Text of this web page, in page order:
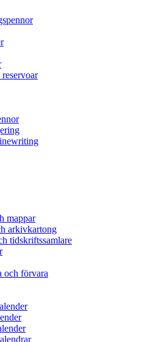
mappar
arkivkartong
tidskriftssamlare
och förvara